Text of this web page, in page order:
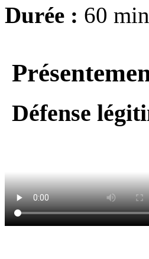
Durée : 60
Défense